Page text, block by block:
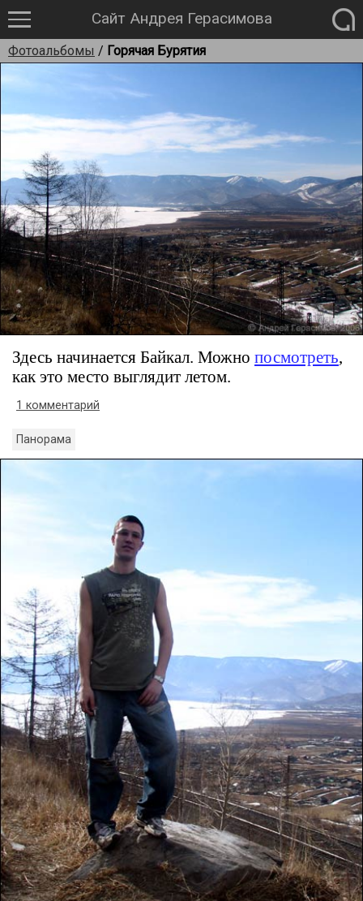
Сайт Андрея Герасимова
Фотоальбомы / Горячая Бурятия
Здесь начинается Байкал. Можно посмотреть,
как это место выглядит летом.
1 комментарий
Панорама